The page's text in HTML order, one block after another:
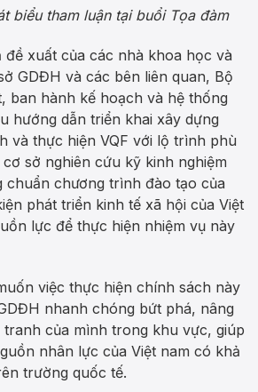
biểu tham luận tại buổi Tọa đàm
đề xuất của các nhà khoa học và
GDĐH và các bên liên quan, Bộ
ban hành kế hoạch và hệ thống
hướng dẫn triển khai xây dựng
và thực hiện VQF với lộ trình phù
sở nghiên cứu kỹ kinh nghiệm
chuẩn chương trình đào tạo của
phát triển kinh tế xã hội của Việt
lực để thực hiện nhiệm vụ này
việc thực hiện chính sách này
nhanh chóng bứt phá, nâng
của mình trong khu vực, giúp
nhân lực của Việt nam có khả
trường quốc tế.